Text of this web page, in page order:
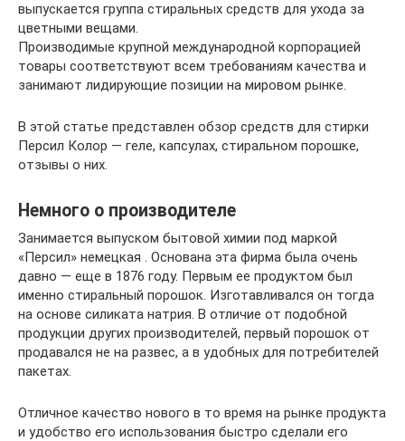
выпускается группа стиральных средств для ухода за
цветными вещами.
Производимые крупной международной корпорацией
товары соответствуют всем требованиям качества и
занимают лидирующие позиции на мировом рынке.
В этой статье представлен обзор средств для стирки
Персил Колор — геле, капсулах, стиральном порошке,
отзывы о них.
Немного о производителе
Занимается выпуском бытовой химии под маркой
«Персил» немецкая . Основана эта фирма была очень
давно — еще в 1876 году. Первым ее продуктом был
именно стиральный порошок. Изготавливался он тогда
на основе силиката натрия. В отличие от подобной
продукции других производителей, первый порошок от
продавался не на развес, а в удобных для потребителей
пакетах.
Отличное качество нового в то время на рынке продукта
и удобство его использования быстро сделали его